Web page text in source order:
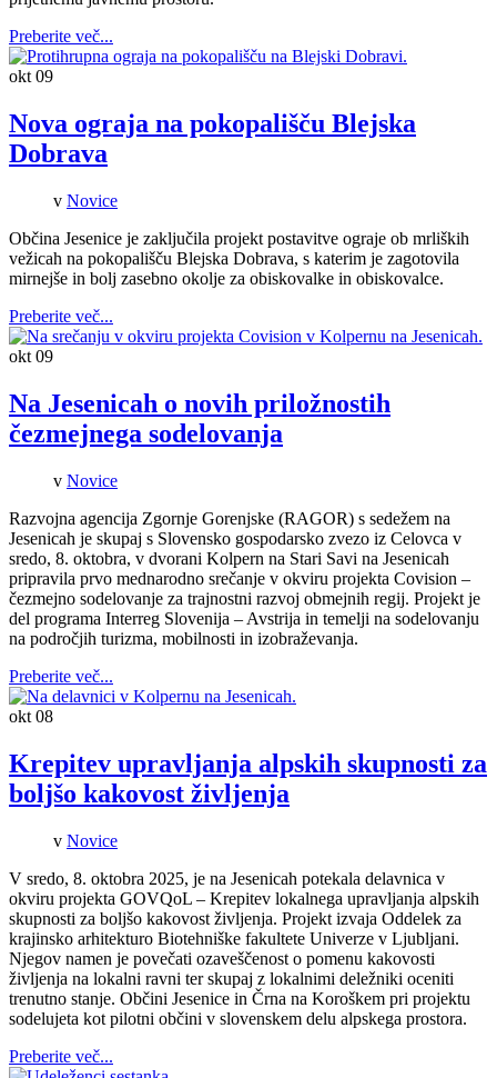
Preberite več...
okt 09
Nova ograja na pokopališču Blejska
Dobrava
v Novice
Občina Jesenice je zaključila projekt postavitve ograje ob mrliških
vežicah na pokopališču Blejska Dobrava, s katerim je zagotovila
mirnejše in bolj zasebno okolje za obiskovalke in obiskovalce.
Preberite več...
okt 09
Na Jesenicah o novih priložnostih
čezmejnega sodelovanja
v Novice
Razvojna agencija Zgornje Gorenjske (RAGOR) s sedežem na
Jesenicah je skupaj s Slovensko gospodarsko zvezo iz Celovca v
sredo, 8. oktobra, v dvorani Kolpern na Stari Savi na Jesenicah
pripravila prvo mednarodno srečanje v okviru projekta Covision –
čezmejno sodelovanje za trajnostni razvoj obmejnih regij. Projekt je
del programa Interreg Slovenija – Avstrija in temelji na sodelovanju
na področjih turizma, mobilnosti in izobraževanja.
Preberite več...
okt 08
Krepitev upravljanja alpskih skupnosti za
boljšo kakovost življenja
v Novice
V sredo, 8. oktobra 2025, je na Jesenicah potekala delavnica v
okviru projekta GOVQoL – Krepitev lokalnega upravljanja alpskih
skupnosti za boljšo kakovost življenja. Projekt izvaja Oddelek za
krajinsko arhitekturo Biotehniške fakultete Univerze v Ljubljani.
Njegov namen je povečati ozaveščenost o pomenu kakovosti
življenja na lokalni ravni ter skupaj z lokalnimi deležniki oceniti
trenutno stanje. Občini Jesenice in Črna na Koroškem pri projektu
sodelujeta kot pilotni občini v slovenskem delu alpskega prostora.
Preberite več...